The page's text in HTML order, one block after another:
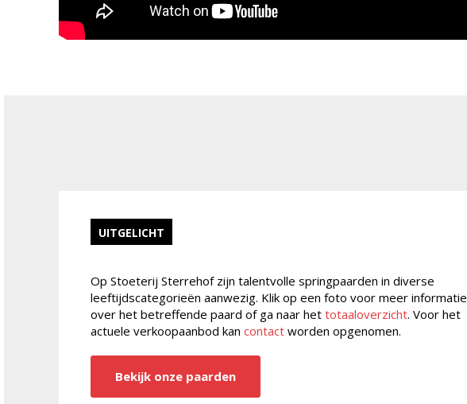
UITGELICHT
Op Stoeterij Sterrehof zijn talentvolle springpaarden in diverse
leeftijdscategorieën aanwezig. Klik op een foto voor meer informatie
over het betreffende paard of ga naar hettotaaloverzicht. Voor het
actuele verkoopaanbod kancontact worden opgenomen.
Bekijk onze paarden